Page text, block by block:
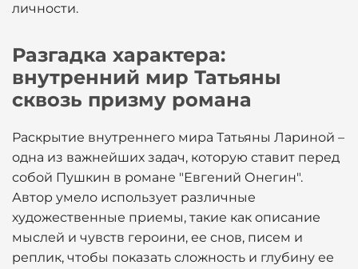
личности.
Разгадка характера:
внутренний мир Татьяны
сквозь призму романа
Раскрытие внутреннего мира Татьяны Лариной –
одна из важнейших задач, которую ставит перед
собой Пушкин в романе "Евгений Онегин".
Автор умело использует различные
художественные приемы, такие как описание
мыслей и чувств героини, ее снов, писем и
реплик, чтобы показать сложность и глубину ее